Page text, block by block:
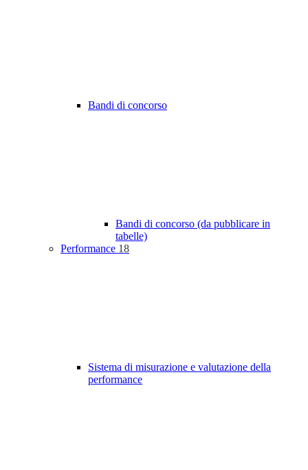
Bandi di concorso
Bandi di concorso (da pubblicare in
tabelle)
Performance 18
Sistema di misurazione e valutazione della
performance